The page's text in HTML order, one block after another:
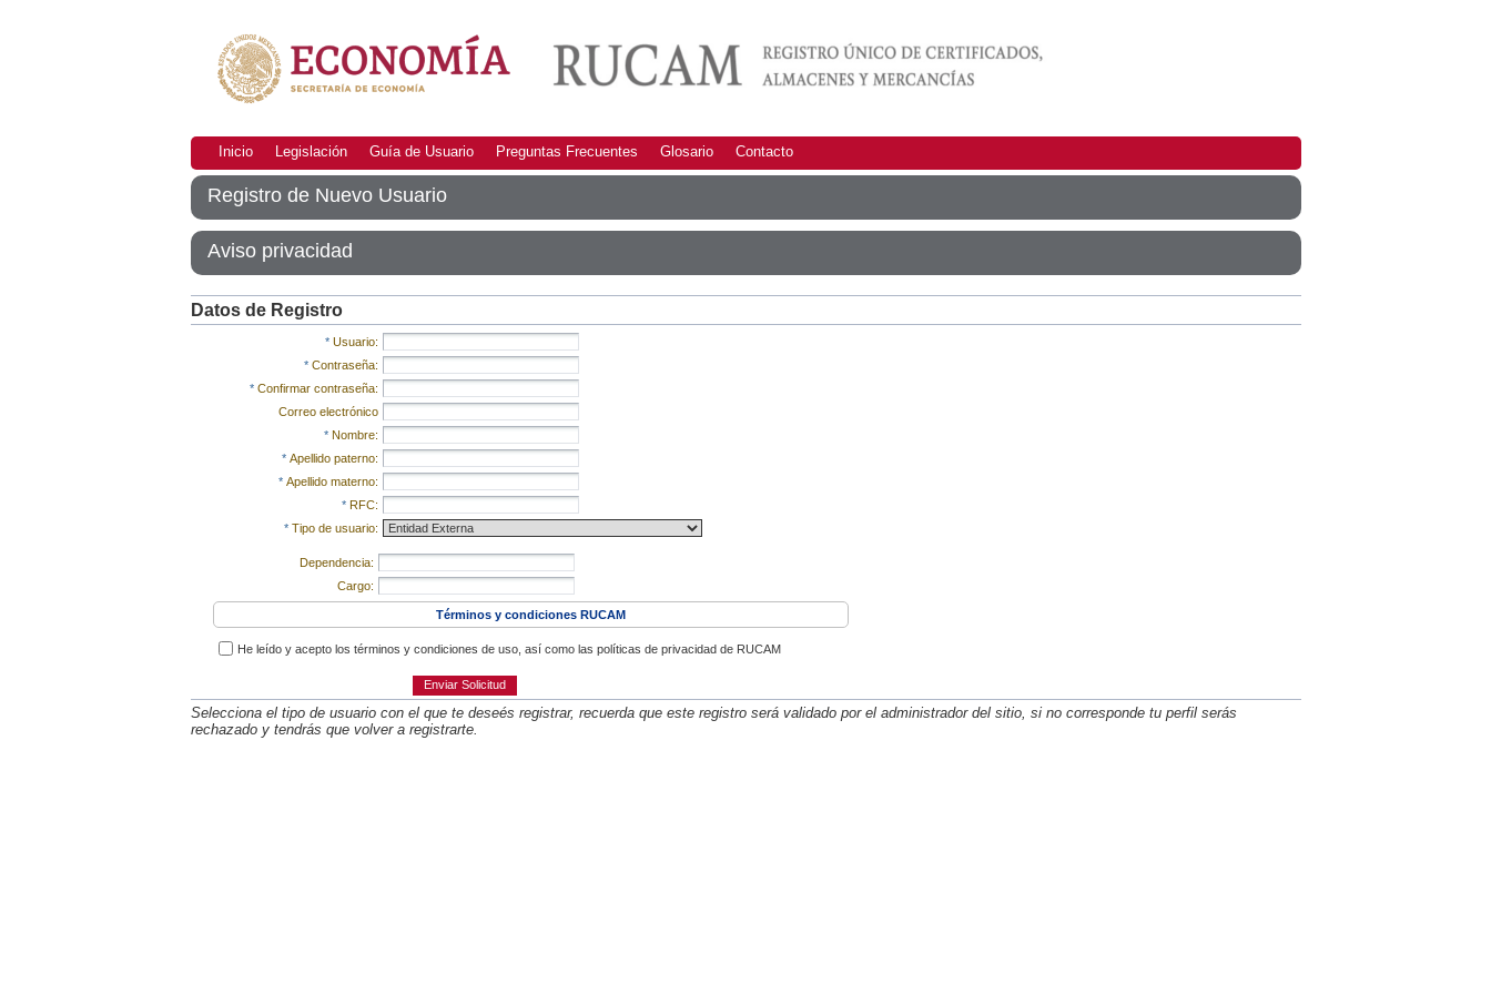
Inicio Legislación Guía de Usuario Preguntas Frecuentes Glosario Contacto
Registro de Nuevo Usuario
Aviso privacidad
Datos de Registro
* Usuario:
* Contraseña:
* Confirmar contraseña:
Correo electrónico
* Nombre:
* Apellido paterno:
* Apellido materno:
* RFC:
* Tipo de usuario:
Dependencia:
Cargo:
Términos y condiciones RUCAM
He leído y acepto los términos y condiciones de uso, así como las políticas de privacidad de RUCAM
Enviar Solicitud
Selecciona el tipo de usuario con el que te deseés registrar, recuerda que este registro será validado por el administrador del sitio, si no corresponde tu perfil serás
rechazado y tendrás que volver a registrarte.